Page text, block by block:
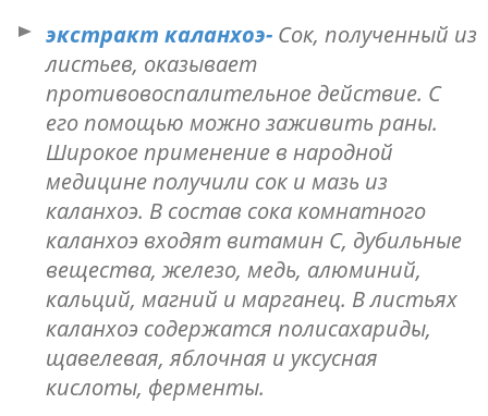
экстракт каланхоэ- Сок, полученный из
листьев, оказывает
противовоспалительное действие. С
его помощью можно заживить раны.
Широкое применение в народной
медицине получили сок и мазь из
каланхоэ. В состав сока комнатного
каланхоэ входят витамин С, дубильные
вещества, железо, медь, алюминий,
кальций, магний и марганец. В листьях
каланхоэ содержатся полисахариды,
щавелевая, яблочная и уксусная
кислоты, ферменты.